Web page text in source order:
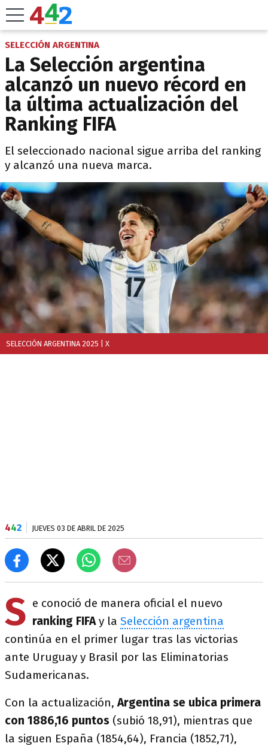
SELECCIÓN ARGENTINA
La Selección argentina
alcanzó un nuevo récord en
la última actualización del
Ranking FIFA
El seleccionado nacional sigue arriba del ranking
y alcanzó una nueva marca.
SELECCIÓN ARGENTINA 2025 | X
442 JUEVES 03 DE ABRIL DE 2025
S e conoció de manera oficial el nuevo
ranking FIFAy la Selección argentina
continúa en el primer lugar tras las victorias
ante Uruguay y Brasil por las Eliminatorias
Sudamericanas.
Con la actualización,Argentina se ubica primera
con 1886,16 puntos (subió 18,91), mientras que
la siguen España (1854,64), Francia (1852,71),